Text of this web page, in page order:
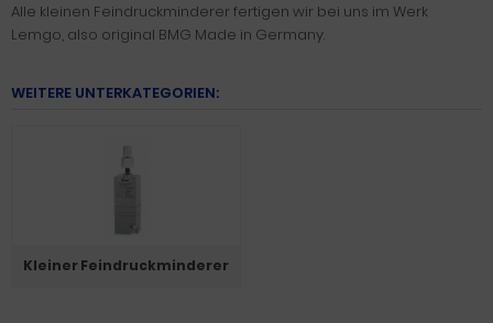
Alle kleinen Feindruckminderer fertigen wir bei uns im Werk
Lemgo, also original BMG Made in Germany.
WEITERE UNTERKATEGORIEN:
Kleiner Feindruckminderer